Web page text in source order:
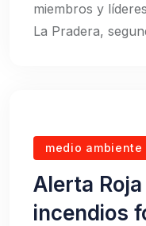
miembros y
La Pradera,
medio ambiente
Alerta
incendios